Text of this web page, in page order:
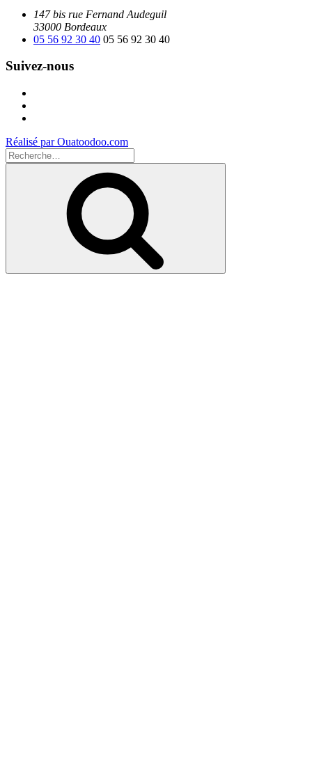
147 bis rue Fernand Audeguil
33000 Bordeaux
05 56 92 30 40 05 56 92 30 40
Suivez-nous
Réalisé par Ouatoodoo.com
Recherche
pour